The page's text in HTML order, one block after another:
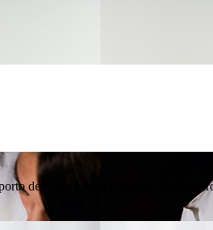
dedicato per far crescere il tuo